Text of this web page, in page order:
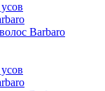
Barbaro